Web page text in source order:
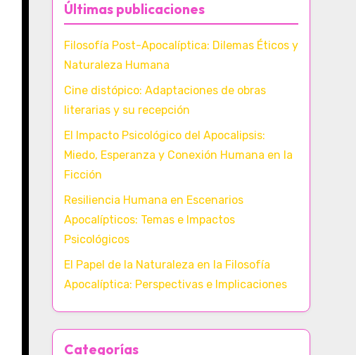
Últimas publicaciones
Filosofía Post-Apocalíptica: Dilemas Éticos y
Naturaleza Humana
Cine distópico: Adaptaciones de obras
literarias y su recepción
El Impacto Psicológico del Apocalipsis:
Miedo, Esperanza y Conexión Humana en la
Ficción
Resiliencia Humana en Escenarios
Apocalípticos: Temas e Impactos
Psicológicos
El Papel de la Naturaleza en la Filosofía
Apocalíptica: Perspectivas e Implicaciones
Categorías